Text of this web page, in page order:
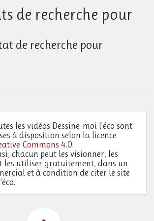
de recherche pour
de recherche pour
les vidéos Dessine-moi l’éco sont
à disposition selon la licence
Commons 4.0.
chacun peut les visionner, les
les utiliser gratuitement, dans un
et à condition de citer le site